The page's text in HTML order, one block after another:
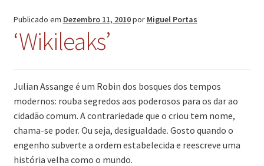
Revista Manifesto
Contactos
Publicado em Dezembro 11, 2010por Miguel Portas
‘Wikileaks’
Julian Assange é um Robin dos bosques dos tempos
modernos: rouba segredos aos poderosos para os dar ao
cidadão comum. A contrariedade que o criou tem nome,
chama-se poder. Ou seja, desigualdade. Gosto quando o
engenho subverte a ordem estabelecida e reescreve uma
história velha como o mundo.